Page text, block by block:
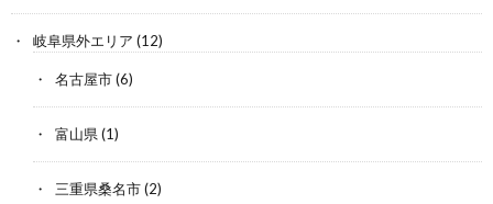
岐阜県外エリア (12)
名古屋市(6)
富山県(1)
三重県桑名市(2)